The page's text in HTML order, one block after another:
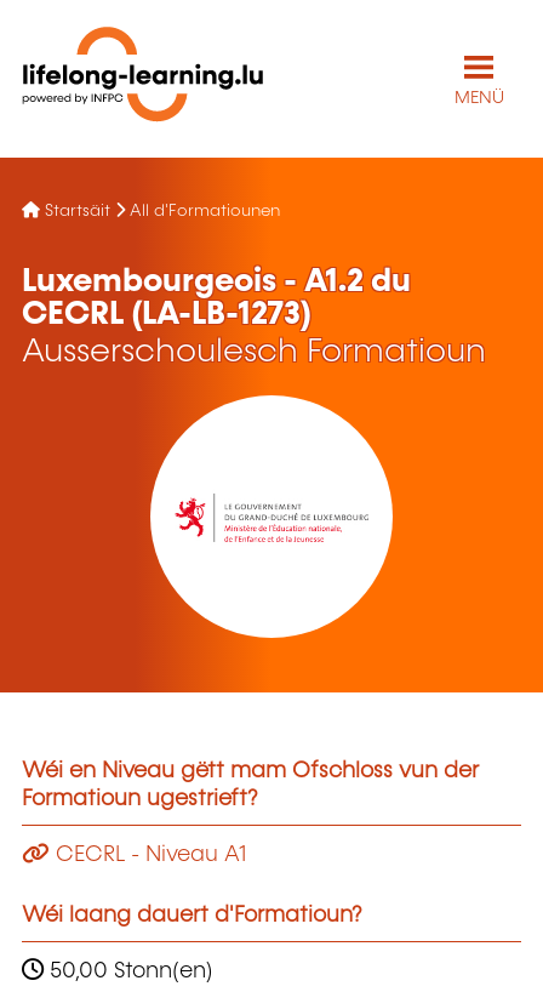
MENÜ
Startsäit All d'Formatiounen
Luxembourgeois - A1.2 du
CECRL (LA-LB-1273)
Ausserschoulesch Formatioun
Wéi en Niveau gëtt mam Ofschloss vun der
Formatioun ugestrieft?
CECRL - Niveau A1
Wéi laang dauert d'Formatioun?
50,00 Stonn(en)